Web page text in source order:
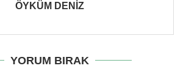
ÖYKÜM DENIZ
YORUM BIRAK